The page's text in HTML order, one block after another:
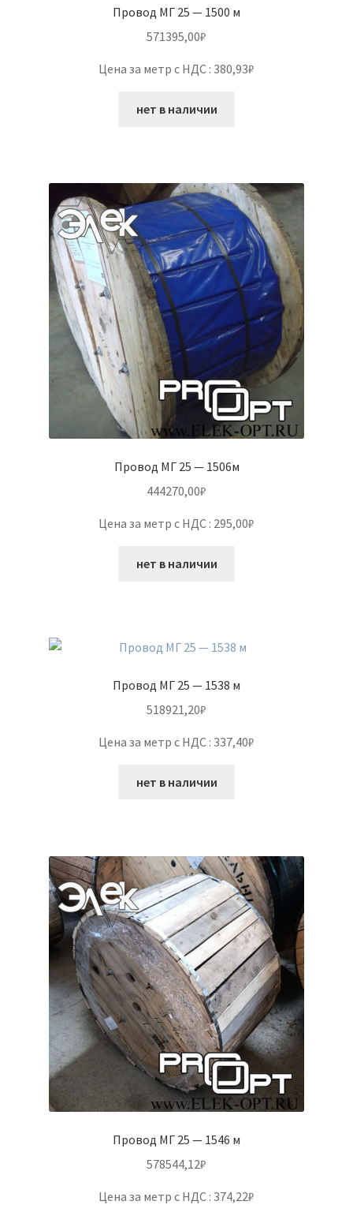
Провод МГ 25 — 1500 м
571395,00₽
Цена за метр с НДС : 380,93₽
нет в наличии
Провод МГ 25 — 1506м
444270,00₽
Цена за метр с НДС : 295,00₽
нет в наличии
Провод МГ 25 — 1538 м
518921,20₽
Цена за метр с НДС : 337,40₽
нет в наличии
Провод МГ 25 — 1546 м
578544,12₽
Цена за метр с НДС : 374,22₽